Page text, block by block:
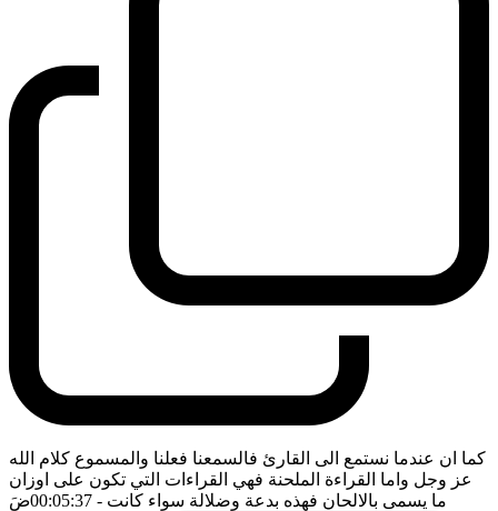
كما ان عندما نستمع الى القارئ فالسمعنا فعلنا والمسموع كلام الله
عز وجل واما القراءة الملحنة فهي القراءات التي تكون على اوزان
ما يسمى بالالحان فهذه بدعة وضلالة سواء كانت - 00:05:37 ضَ